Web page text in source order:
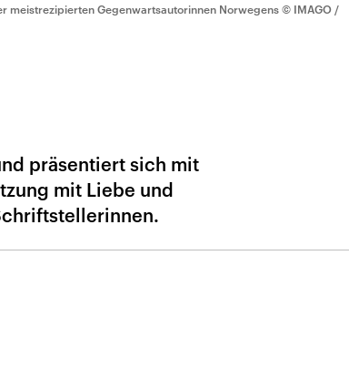
meistrezipierten Gegenwartsautorinnen Norwegens © IMAGO /
präsentiert sich mit
mit Liebe und